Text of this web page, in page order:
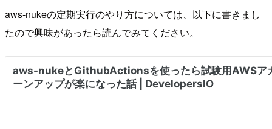
aws-nukeの定期実行のやり方については、以下に書きまし
たので興味があったら読んでみてください。